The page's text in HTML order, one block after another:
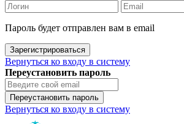
Пароль будет отправлен вам в email
Зарегистрироваться
Вернуться ко входу в систему
Переустановить пароль
Переустановить пароль
Вернуться ко входу в систему